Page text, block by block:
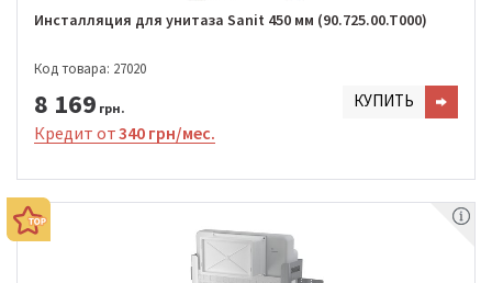
Инсталляция для унитаза Sanit 450 мм (90.725.00.T000)
Код товара: 27020
8 169 грн. КУПИТЬ
Кредит от340 грн/мес.